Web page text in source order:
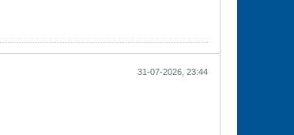
31-07-2026, 23:44